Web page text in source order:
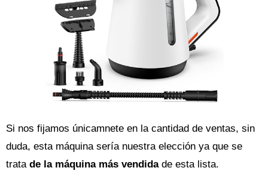
Si nos fijamos únicamnete en la cantidad de ventas, sin
duda, esta máquina sería nuestra elección ya que se
trata de la máquina más vendidade esta lista.